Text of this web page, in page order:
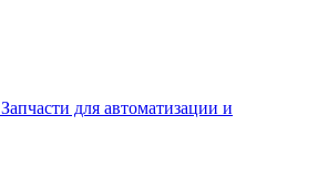
Запчасти для автоматизации и